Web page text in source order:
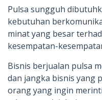
Pulsa sungguh
kebutuhan
minat yang besar
kesempatan-
Bisnis berjualan pulsa
dan jangka bisnis yang
orang yang ingin